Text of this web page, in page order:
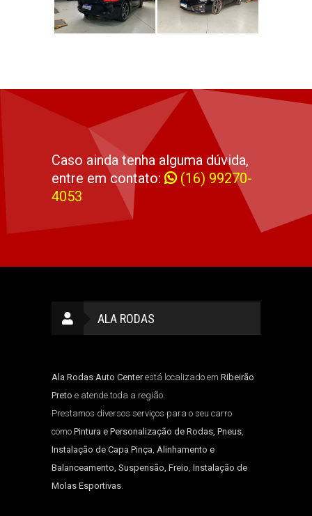
Caso ainda tenha alguma dúvida,
entre em contato:
(16) 99270-
4053
ALA RODAS
Ala Rodas Auto Centerestá localizado em Ribeirão
Preto e atende toda a região.
Prestamos diversos serviços para o seu carro
como Pintura e Personalização de Rodas, Pneus,
Instalação de Capa Pinça, Alinhamento e
Balanceamento, Suspensão, Freio, Instalação de
Molas Esportivas.